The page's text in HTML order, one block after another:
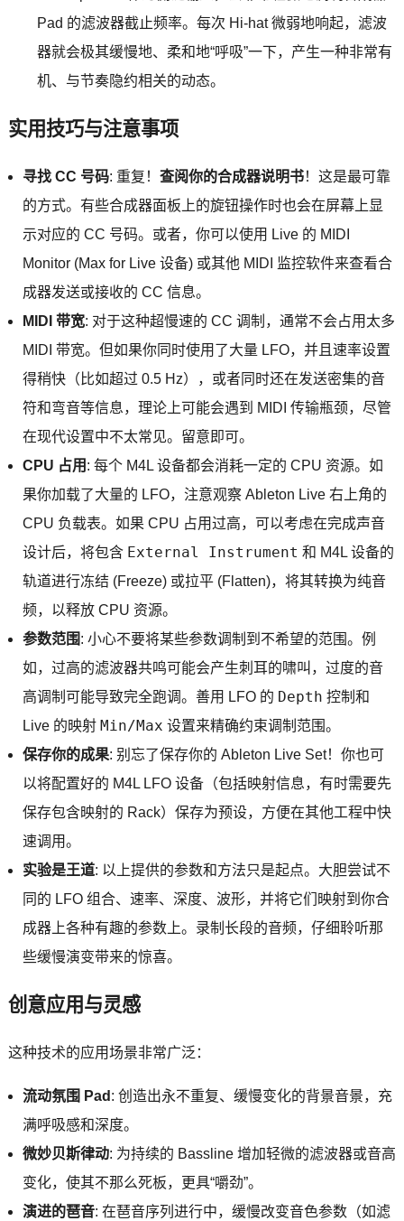
Pad 的滤波器截止频率。每次 Hi-hat 微弱地响起，滤波
器就会极其缓慢地、柔和地“呼吸”一下，产生一种非常有
机、与节奏隐约相关的动态。
实用技巧与注意事项
寻找 CC 号码: 重复！ 查阅你的合成器说明书！这是最可靠
的方式。有些合成器面板上的旋钮操作时也会在屏幕上显
示对应的 CC 号码。或者，你可以使用 Live 的 MIDI
Monitor (Max for Live 设备) 或其他 MIDI 监控软件来查看合
成器发送或接收的 CC 信息。
MIDI 带宽: 对于这种超慢速的 CC 调制，通常不会占用太多
MIDI 带宽。但如果你同时使用了大量 LFO，并且速率设置
得稍快（比如超过 0.5 Hz），或者同时还在发送密集的音
符和弯音等信息，理论上可能会遇到 MIDI 传输瓶颈，尽管
在现代设置中不太常见。留意即可。
CPU 占用 : 每个 M4L 设备都会消耗一定的 CPU 资源。如
果你加载了大量的 LFO，注意观察 Ableton Live 右上角的
CPU 负载表。如果 CPU 占用过高，可以考虑在完成声音
设计后，将包含 External Instrument 和 M4L 设备的
轨道进行冻结 (Freeze) 或拉平 (Flatten)，将其转换为纯音
频，以释放 CPU 资源。
参数范围: 小心不要将某些参数调制到不希望的范围。例
如，过高的滤波器共鸣可能会产生刺耳的啸叫，过度的音
高调制可能导致完全跑调。善用 LFO 的 Depth 控制和
Live 的映射 Min/Max 设置来精确约束调制范围。
保存你的成果: 别忘了保存你的 Ableton Live Set！你也可
以将配置好的 M4L LFO 设备（包括映射信息，有时需要先
保存包含映射的 Rack）保存为预设，方便在其他工程中快
速调用。
实验是王道: 以上提供的参数和方法只是起点。大胆尝试不
同的 LFO 组合、速率、深度、波形，并将它们映射到你合
成器上各种有趣的参数上。录制长段的音频，仔细聆听那
些缓慢演变带来的惊喜。
创意应用与灵感
这种技术的应用场景非常广泛：
流动氛围 Pad : 创造出永不重复、缓慢变化的背景音景，充
满呼吸感和深度。
微妙贝斯律动: 为持续的 Bassline 增加轻微的滤波器或音高
变化，使其不那么死板，更具“嚼劲”。
演进的琶音: 在琶音序列进行中，缓慢改变音色参数（如滤